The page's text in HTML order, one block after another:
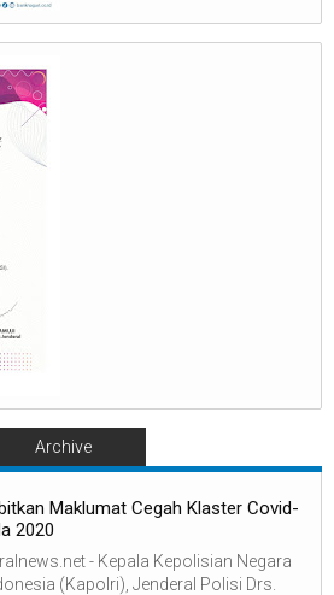
Archive
Maklumat Cegah Klaster Covid-
2020
- Kepala Kepolisian Negara
(Kapolri), Jenderal Polisi Drs.